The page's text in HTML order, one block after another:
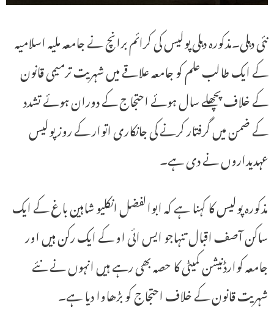
نئی دہلی۔مذکورہ دہلی پولیس کی کرائم برانچ نے جامعہ ملیہ اسلامیہ
کے ایک طالب علم کو جامعہ علاقے میں شہریت ترمیمی قانون
کے خلاف پچھلے سال ہوئے احتجاج کے دوران ہوئے تشدد
کے ضمن میں گرفتار کرنے کی جانکاری اتوار کے روز پولیس
عہدیداروں نے دی ہے۔
مذکورہ پولیس کا کہنا ہے کہ ابوالفضل انکلیو شاہین باغ کے ایک
ساکن آصف اقبال تنہاجو ایس ائی او کے ایک رکن ہیں اور
جامعہ کوارڈنیشن کمیٹی کا حصہ بھی رہے ہیں انہوں نے نئے
شہریت قانون کے خلاف احتجاج کو بڑھاوا دیا ہے۔